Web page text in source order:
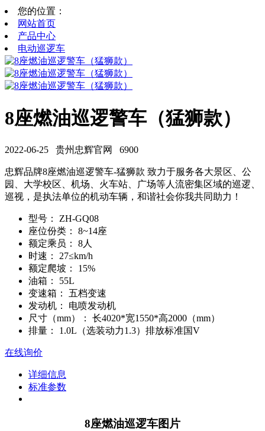
您的位置：
网站首页
产品中心
电动巡逻车
8座燃油巡逻警车（猛狮款）
2022-06-25 贵州忠辉官网 6900
忠辉品牌8座燃油巡逻警车-猛狮款 致力于服务各大景区、公
园、大学校区、机场、火车站、广场等人流密集区域的巡逻、
巡视，是执法单位的机动车辆，和谐社会你我共同助力！
型号：
ZH-GQ08
座位份类：
8~14座
额定乘员：
8人
时速：
27≤km/h
额定爬坡：
15%
油箱：
55L
变速箱：
五档变速
发动机：
电喷发动机
尺寸（mm）：
长4020*宽1550*高2000（mm）
排量：
1.0L（选装动力1.3）排放标准国V
在线询价
详细信息
标准参数
8座燃油巡逻车图片